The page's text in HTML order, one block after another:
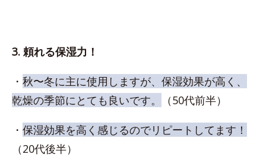
3. 頼れる保湿力！
・ 秋〜冬に主に使用しますが、保湿効果が高く、
乾燥の季節にとても良いです。
（50代前半）
・ 保湿効果を高く感じるのでリピートしてます！
（20代後半）